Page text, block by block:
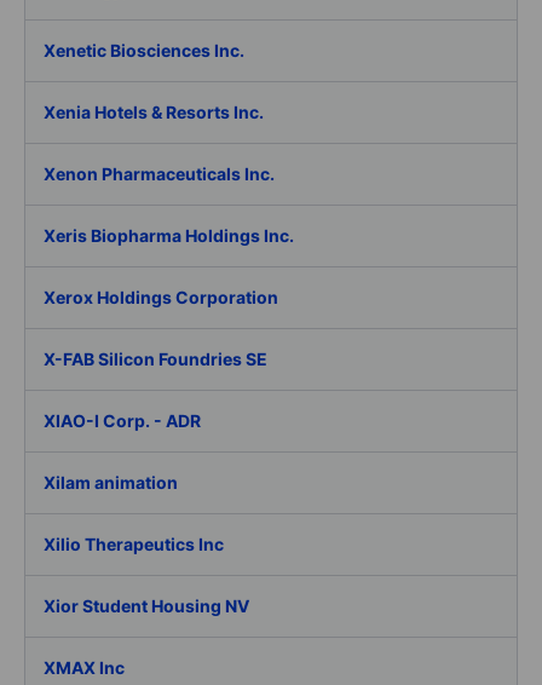
Xenetic Biosciences Inc.
Xenia Hotels & Resorts Inc.
Xenon Pharmaceuticals Inc.
Xeris Biopharma Holdings Inc.
Xerox Holdings Corporation
X-FAB Silicon Foundries SE
XIAO-I Corp. - ADR
Xilam animation
Xilio Therapeutics Inc
Xior Student Housing NV
XMAX Inc